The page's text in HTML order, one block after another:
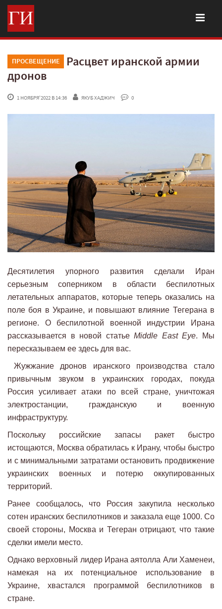
ПРОСВЕЩЕНИЕ
Расцвет иранской армии
дронов
1 НОЯБРЯ'2022 В 14:36 ЯКУБ ХАДЖИЧ 0
Десятилетия упорного развития сделали Иран
серьезным соперником в области беспилотных
летательных аппаратов, которые теперь оказались на
поле боя в Украине, и повышают влияние Тегерана в
регионе. О беспилотной военной индустрии Ирана
рассказывается в новой статьеMiddle East Eye. Мы
пересказываем ее здесь для вас.
Жужжание дронов иранского производства стало
привычным звуком в украинских городах, покуда
Россия усиливает атаки по всей стране, уничтожая
электростанции, гражданскую и военную
инфраструктуру.
Поскольку российские запасы ракет быстро
истощаются, Москва обратилась к Ирану, чтобы быстро
и с минимальными затратами остановить продвижение
украинских военных и потерю оккупированных
территорий.
Ранее сообщалось, что Россия закупила несколько
сотен иранских беспилотников и заказала еще 1000. Со
своей стороны, Москва и Тегеран отрицают, что такие
сделки имели место.
Однако верховный лидер Ирана аятолла Али Хаменеи,
намекая на их потенциальное использование в
Украине, хвастался программой беспилотников в
стране.